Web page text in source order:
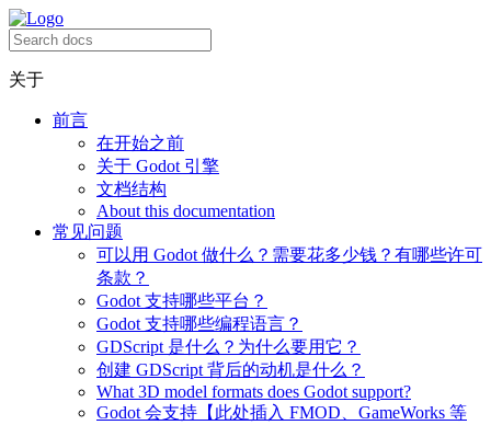
关于
前言
在开始之前
关于 Godot 引擎
文档结构
About this documentation
常见问题
可以用 Godot 做什么？需要花多少钱？有哪些许可
条款？
Godot 支持哪些平台？
Godot 支持哪些编程语言？
GDScript 是什么？为什么要用它？
创建 GDScript 背后的动机是什么？
What 3D model formats does Godot support?
Godot 会支持【此处插入 FMOD、GameWorks 等